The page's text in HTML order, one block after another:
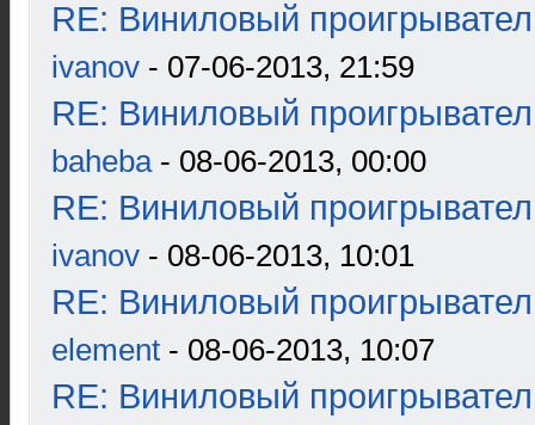
RE: Виниловый
ivanov - 07-06-2013, 21:59
RE: Виниловый
baheba- 08-06-2013, 00:00
RE: Виниловый
ivanov - 08-06-2013, 10:01
RE: Виниловый
element - 08-06-2013, 10:07
RE: Виниловый